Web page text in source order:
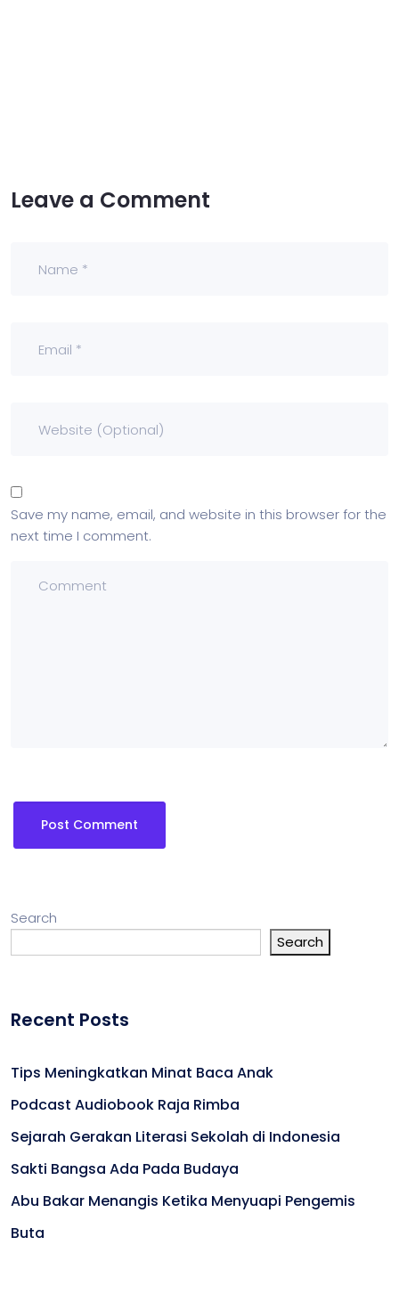
Leave a Comment
Save my name, email, and website in this browser for the
next time I comment.
Search
Search
Recent Posts
Tips Meningkatkan Minat Baca Anak
Podcast Audiobook Raja Rimba
Sejarah Gerakan Literasi Sekolah di Indonesia
Sakti Bangsa Ada Pada Budaya
Abu Bakar Menangis Ketika Menyuapi Pengemis
Buta